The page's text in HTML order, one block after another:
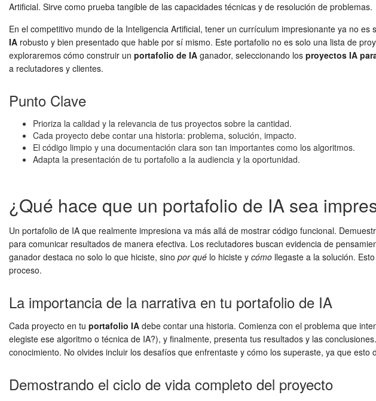
Artificial. Sirve como prueba tangible de las capacidades técnicas y de resolución de problemas.
En el competitivo mundo de la Inteligencia Artificial, tener un currículum impresionante ya no
IA robusto y bien presentado que hable por sí mismo. Este portafolio no es solo una lista de
exploraremos cómo construir un portafolio de IA ganador, seleccionando los proyectos IA
a reclutadores y clientes.
Punto Clave
Prioriza la calidad y la relevancia de tus proyectos sobre la cantidad.
Cada proyecto debe contar una historia: problema, solución, impacto.
El código limpio y una documentación clara son tan importantes como los algoritmos.
Adapta la presentación de tu portafolio a la audiencia y la oportunidad.
¿Qué hace que un portafolio de IA sea
Un portafolio de IA que realmente impresiona va más allá de mostrar código funcional.
para comunicar resultados de manera efectiva. Los reclutadores buscan evidencia de
ganador destaca no solo lo que hiciste, sino por qué lo hiciste y cómo llegaste a la solución.
proceso.
La importancia de la narrativa en tu portafolio de IA
Cada proyecto en tu portafolio IA debe contar una historia. Comienza con el problema que
elegiste ese algoritmo o técnica de IA?), y finalmente, presenta tus resultados y las
conocimiento. No olvides incluir los desafíos que enfrentaste y cómo los superaste, ya que
Demostrando el ciclo de vida completo del proyecto